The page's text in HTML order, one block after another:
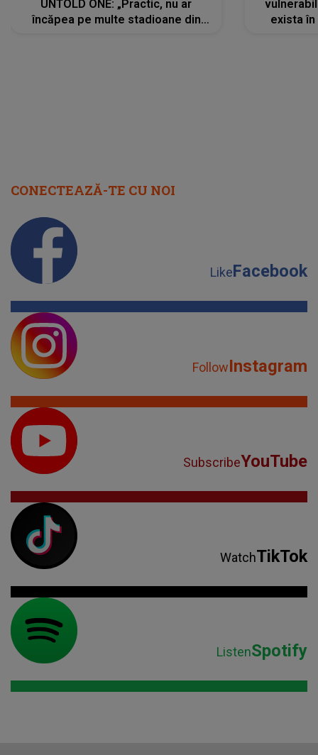
UNTOLD ONE: „Practic, nu ar
încăpea pe multe stadioane din
exista
CONECTEAZĂ-TE CU NOI
LikeFacebook
FollowInstagram
SubscribeYouTube
WatchTikTok
ListenSpotify